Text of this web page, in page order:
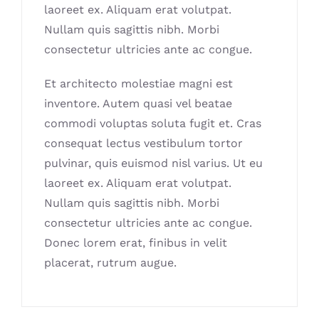
laoreet ex. Aliquam erat volutpat.
Nullam quis sagittis nibh. Morbi
consectetur ultricies ante ac congue.
Et architecto molestiae magni est
inventore. Autem quasi vel beatae
commodi voluptas soluta fugit et. Cras
consequat lectus vestibulum tortor
pulvinar, quis euismod nisl varius. Ut eu
laoreet ex. Aliquam erat volutpat.
Nullam quis sagittis nibh. Morbi
consectetur ultricies ante ac congue.
Donec lorem erat, finibus in velit
placerat, rutrum augue.